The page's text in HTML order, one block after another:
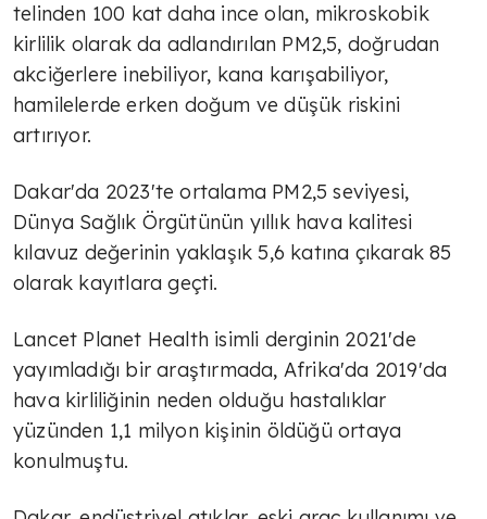
telinden 100 kat daha ince olan, mikroskobik
kirlilik olarak da adlandırılan PM2,5, doğrudan
akciğerlere inebiliyor, kana karışabiliyor,
hamilelerde erken doğum ve düşük riskini
artırıyor.
Dakar'da 2023'te ortalama PM2,5 seviyesi,
Dünya Sağlık Örgütünün yıllık hava kalitesi
kılavuz değerinin yaklaşık 5,6 katına çıkarak 85
olarak kayıtlara geçti.
Lancet Planet Health isimli derginin 2021'de
yayımladığı bir araştırmada, Afrika'da 2019'da
hava kirliliğinin neden olduğu hastalıklar
yüzünden 1,1 milyon kişinin öldüğü ortaya
konulmuştu.